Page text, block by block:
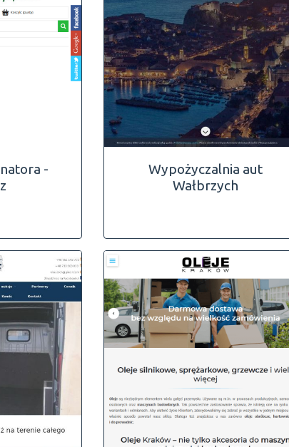
-
Wypożyczalnia aut
Wałbrzych